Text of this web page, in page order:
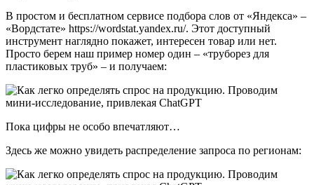
В простом и бесплатном сервисе подбора слов от «Яндекса» –
«Вордстате» https://wordstat.yandex.ru/. Этот доступный
инструмент наглядно покажет, интересен товар или нет.
Просто берем наш пример номер один – «труборез для
пластиковых труб» – и получаем:
Пока цифры не особо впечатляют…
Здесь же можно увидеть распределение запроса по регионам: